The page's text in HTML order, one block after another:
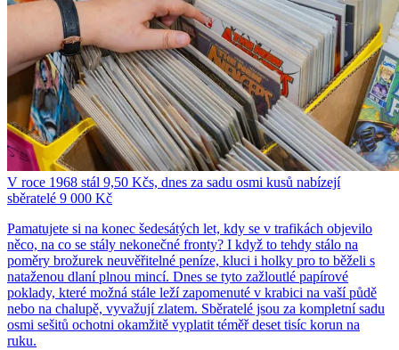
V roce 1968 stál 9,50 Kčs, dnes za sadu osmi kusů nabízejí
sběratelé 9 000 Kč
Pamatujete si na konec šedesátých let, kdy se v trafikách objevilo
něco, na co se stály nekonečné fronty? I když to tehdy stálo na
poměry brožurek neuvěřitelné peníze, kluci i holky pro to běželi s
nataženou dlaní plnou mincí. Dnes se tyto zažloutlé papírové
poklady, které možná stále leží zapomenuté v krabici na vaší půdě
nebo na chalupě, vyvažují zlatem. Sběratelé jsou za kompletní sadu
osmi sešitů ochotni okamžitě vyplatit téměř deset tisíc korun na
ruku.